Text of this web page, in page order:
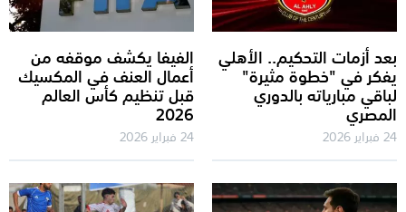
بعد أزمات التحكيم.. الأهلي
يفكر في "خطوة مثيرة"
لباقي مبارياته بالدوري
المصري
24 فبراير 2026
الفيفا يكشف موقفه من
أعمال العنف في المكسيك
قبل تنظيم كأس العالم
2026
24 فبراير 2026